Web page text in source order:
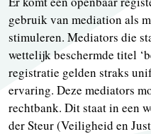
gebruik van mediation als
stimuleren. Mediators die
wettelijk beschermde titel
registratie gelden straks
ervaring. Deze mediators
rechtbank. Dit staat in een
der Steur (Veiligheid en